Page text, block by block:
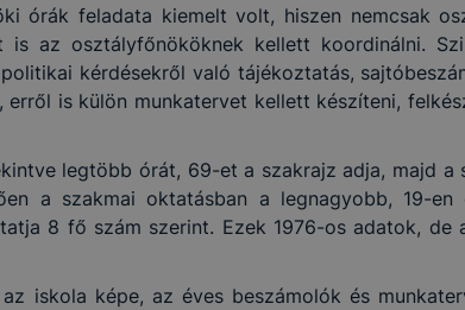
órák feladata kiemelt volt, hiszen nemcsak
az osztályfőnököknek kellett koordinálni.
kérdésekről való tájékoztatás,
is külön munkatervet kellett készíteni,
legtöbb órát, 69-et a szakrajz adja, majd a
a szakmai oktatásban a legnagyobb, 19-
8 fő szám szerint. Ezek 1976-os adatok, de
iskola képe, az éves beszámolók és